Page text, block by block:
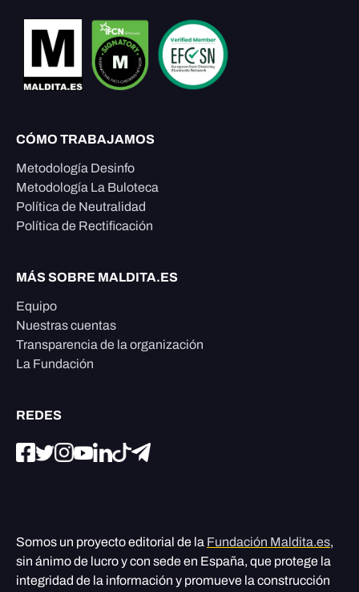
CÓMO TRABAJAMOS
Metodología Desinfo
Metodología La Buloteca
Política de Neutralidad
Política de Rectificación
MÁS SOBRE MALDITA.ES
Equipo
Nuestras cuentas
Transparencia de la organización
La Fundación
REDES
Somos un proyecto editorial de la Fundación Maldita.es,
sin ánimo de lucro y con sede en España, que protege la
integridad de la información y promueve la construcción